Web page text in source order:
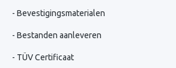
Bevestigingsmaterialen
Bestanden aanleveren
TÜV Certificaat